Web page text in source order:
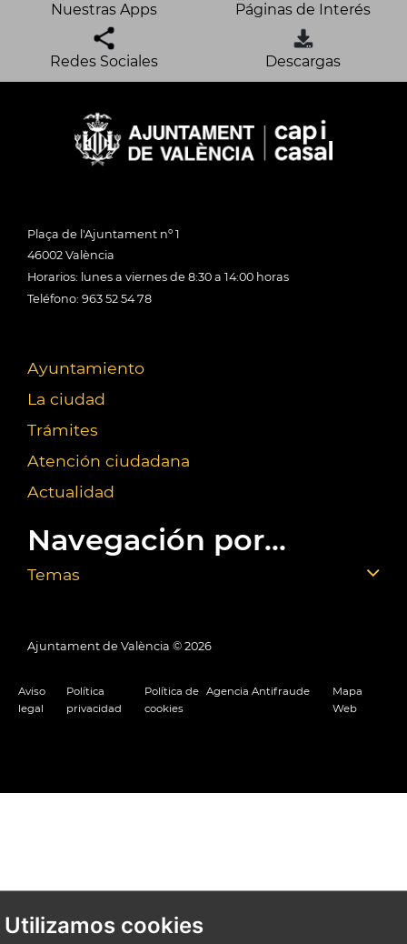
Utilizamos cookies
Nuestras Apps Páginas de Interés
Redes Sociales Descargas
Plaça de l'Ajuntament nº 1
46002 València
Horarios: lunes a viernes de 8:30 a 14:00 horas
Teléfono: 963 52 54 78
Ayuntamiento
La ciudad
Trámites
Atención ciudadana
Actualidad
Navegación por...
Temas
Ajuntament de València © 2026
Aviso
legal
Política
privacidad
Política de
cookies
Agencia Antifraude
Mapa
Web